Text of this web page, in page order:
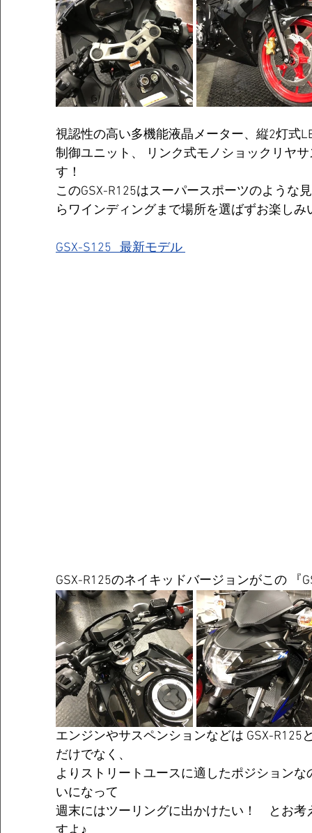
視認性の高い多機能液晶メーター、縦2灯式
制御ユニット、 リンク式モノショックリヤ
す！
このGSX-R125はスーパースポーツのような
らワインディングまで場所を選ばずお楽しみ
GSX-S125   最新モデル
GSX-R125のネイキッドバージョンがこの 『
エンジンやサスペンションなどは GSX-R125
だけでなく、
よりストリートユースに適したポジション
いになって
週末にはツーリングに出かけたい！　とお